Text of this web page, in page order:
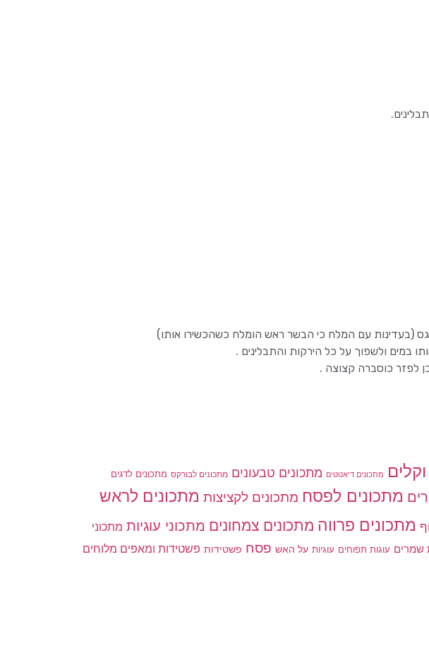
(בעדינות עם המלח כי הבשר ראש הומלח כשהכשירו אותו)
לפזר כוסברה קצוצה .
מתכונים דיאטטים מתכונים טבעונים מתכונים לבורקס מתכונים לדגים
מתכונים לפסח מתכונים לקציצות מתכונים לראש
מתכונים פרווה מתכונים צמחונים מתכוני עוגיות מתכוני
שמרים עוגות תפוחים עוגיות על האש פסח פשטידות פשטידות ומאפים מלוחים